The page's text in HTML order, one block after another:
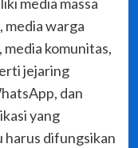
media warga
media komunitas,
jejaring
dan
yang
harus difungsikan